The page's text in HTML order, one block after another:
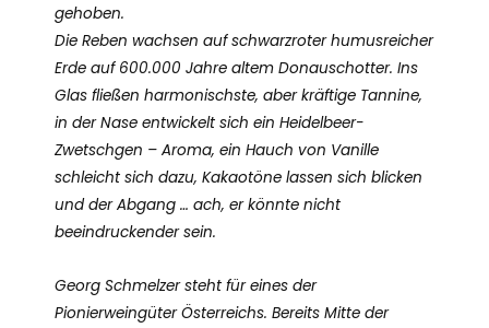
Schmelzer
Burgenland
Österreich
Menge
gehoben.
Die Reben wachsen auf schwarzroter humusreicher
Erde auf 600.000 Jahre altem Donauschotter. Ins
Glas fließen harmonischste, aber kräftige Tannine,
in der Nase entwickelt sich ein Heidelbeer-
Zwetschgen – Aroma, ein Hauch von Vanille
schleicht sich dazu, Kakaotöne lassen sich blicken
und der Abgang … ach, er könnte nicht
beeindruckender sein.
Georg Schmelzer steht für eines der
Pionierweingüter Österreichs. Bereits Mitte der